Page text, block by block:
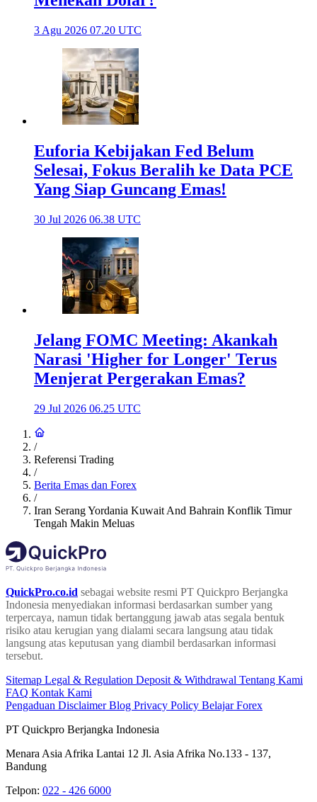
3 Agu 2026 07.20 UTC
Euforia Kebijakan Fed Belum
Selesai, Fokus Beralih ke Data PCE
Yang Siap Guncang Emas!
30 Jul 2026 06.38 UTC
Jelang FOMC Meeting: Akankah
Narasi 'Higher for Longer' Terus
Menjerat Pergerakan Emas?
29 Jul 2026 06.25 UTC
/
Referensi Trading
/
Berita Emas dan Forex
/
Iran Serang Yordania Kuwait And Bahrain Konflik Timur
Tengah Makin Meluas
QuickPro.co.id sebagai website resmi PT Quickpro Berjangka
Indonesia menyediakan informasi berdasarkan sumber yang
terpercaya, namun tidak bertanggung jawab atas segala bentuk
risiko atau kerugian yang dialami secara langsung atau tidak
langsung atas keputusan yang diambil berdasarkan informasi
tersebut.
Sitemap Legal & Regulation Deposit & Withdrawal Tentang Kami
FAQ Kontak Kami
Pengaduan DisclaimerBlog Privacy Policy Belajar Forex
PT Quickpro Berjangka Indonesia
Menara Asia Afrika Lantai 12 Jl. Asia Afrika No.133 - 137,
Bandung
Telpon: 022 - 426 6000